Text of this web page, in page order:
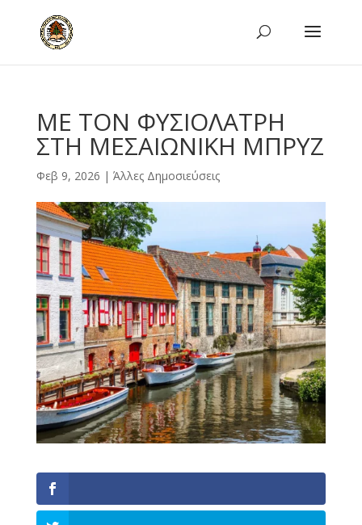
ΜΕ ΤΟΝ ΦΥΣΙΟΛΑΤΡΗ
ΣΤΗ ΜΕΣΑΙΩΝΙΚΗ ΜΠΡΥΖ
Φεβ 9, 2026 | Άλλες Δημοσιεύσεις